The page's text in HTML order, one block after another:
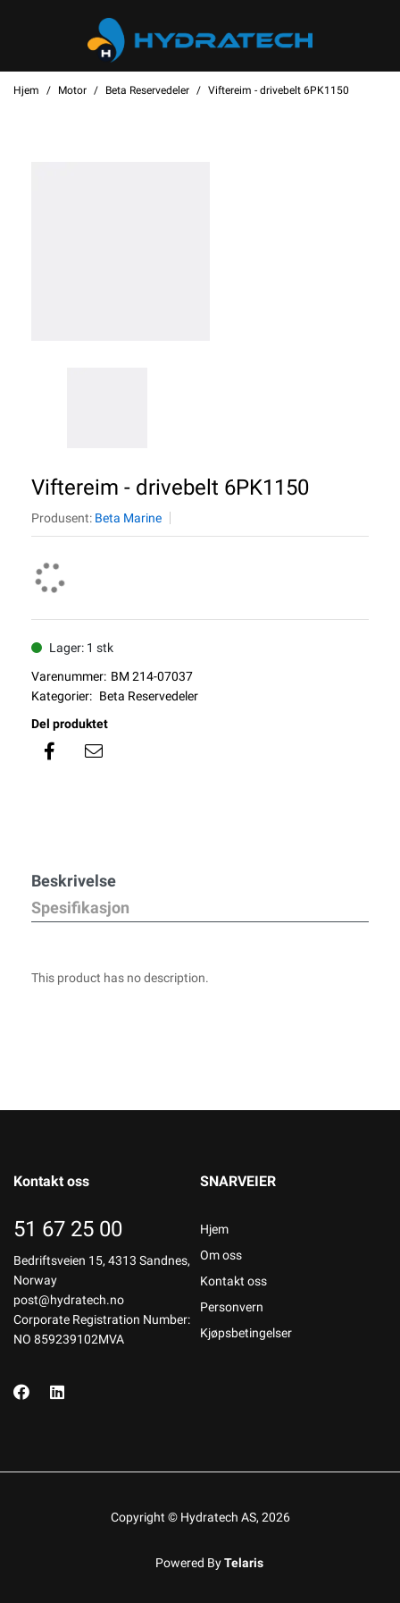
Hjem Motor Beta Reservedeler Viftereim - drivebelt 6PK1150
Viftereim - drivebelt 6PK1150
Produsent: Beta Marine
Lager: 1 stk
Varenummer: BM 214-07037
Kategorier: Beta Reservedeler
Del produktet
Beskrivelse
Spesifikasjon
This product has no description.
Kontakt oss
51 67 25 00
Bedriftsveien 15, 4313 Sandnes,
Norway
post@hydratech.no
Corporate Registration Number:
NO 859239102MVA
SNARVEIER
Hjem
Om oss
Kontakt oss
Personvern
Kjøpsbetingelser
Copyright © Hydratech AS, 2026
Powered ByTelaris